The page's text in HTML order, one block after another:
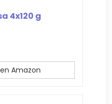
4x120 g
Amazon